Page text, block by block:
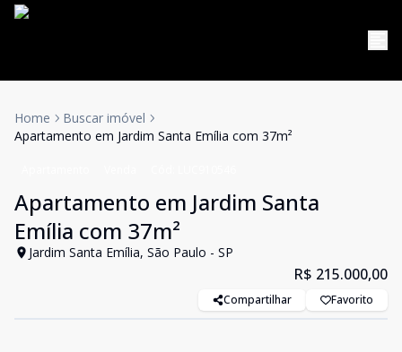
Home
Buscar imóvel
Apartamento em Jardim Santa Emília com 37m²
Apartamento em Jardim Santa
Emília com 37m²
Jardim Santa Emília, São Paulo - SP
R$ 215.000,00
Compartilhar Favorito